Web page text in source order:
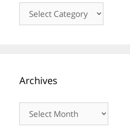
Kategori
Archives
Archives